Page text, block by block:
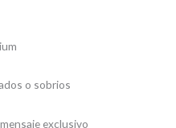
o sobrios
exclusivo